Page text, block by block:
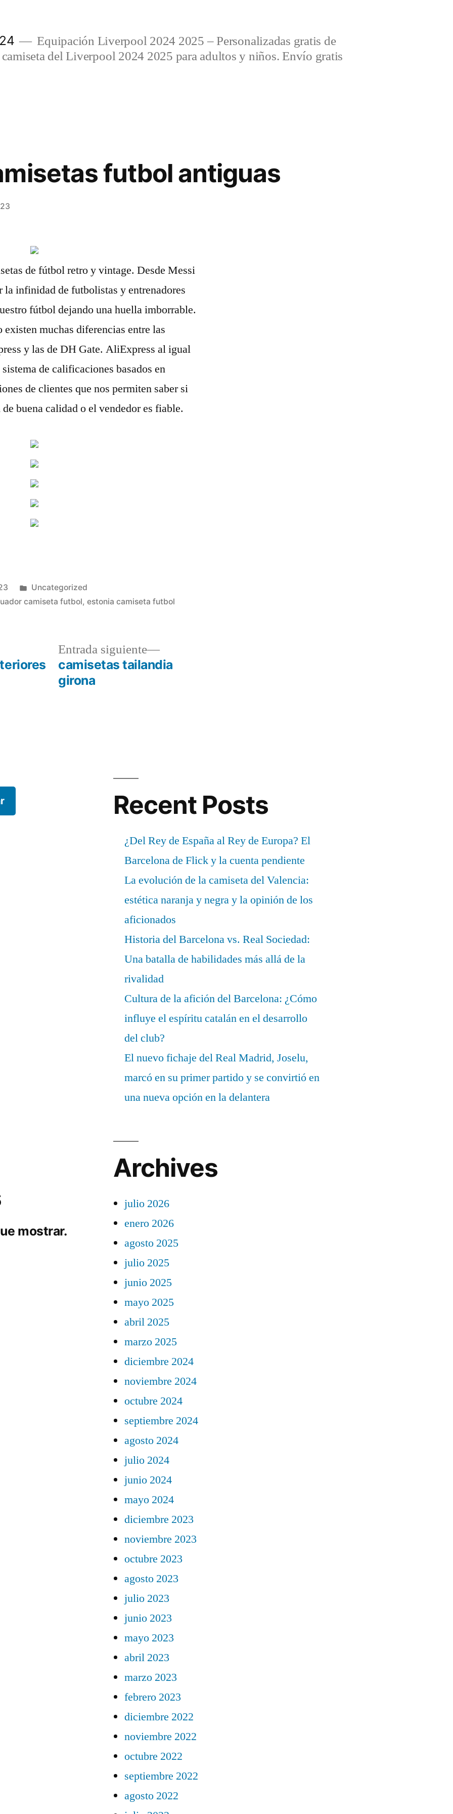
Equipación Liverpool 2024 2025 – Personalizadas gratis de
del Liverpool 2024 2025 para adultos y niños. Envío gratis
futbol antiguas
de fútbol retro y vintage. Desde Messi
la infinidad de futbolistas y entrenadores
fútbol dejando una huella imborrable.
muchas diferencias entre las
y las de DH Gate. AliExpress al igual
de calificaciones basados en
de clientes que nos permiten saber si
buena calidad o el vendedor es fiable.
Publicado
en
Uncategorized
camiseta futbol,estonia camiseta futbol
Entrada siguiente
Entrada
siguiente:
camisetas tailandia
girona
Recent Posts
¿Del Rey de España al Rey de Europa? El
Barcelona de Flick y la cuenta pendiente
La evolución de la camiseta del Valencia:
estética naranja y negra y la opinión de los
aficionados
Historia del Barcelona vs. Real Sociedad:
Una batalla de habilidades más allá de la
rivalidad
Cultura de la afición del Barcelona: ¿Cómo
influye el espíritu catalán en el desarrollo
del club?
El nuevo fichaje del Real Madrid, Joselu,
marcó en su primer partido y se convirtió en
una nueva opción en la delantera
mostrar.
Archives
julio 2026
enero 2026
agosto 2025
julio 2025
junio 2025
mayo 2025
abril 2025
marzo 2025
diciembre 2024
noviembre 2024
octubre 2024
septiembre 2024
agosto 2024
julio 2024
junio 2024
mayo 2024
diciembre 2023
noviembre 2023
octubre 2023
agosto 2023
julio 2023
junio 2023
mayo 2023
abril 2023
marzo 2023
febrero 2023
diciembre 2022
noviembre 2022
octubre 2022
septiembre 2022
agosto 2022